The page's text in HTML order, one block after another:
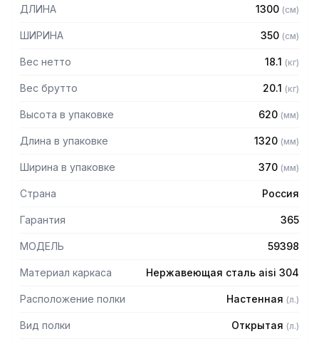
— Полка-шкаф настенная
— Сварная
— Без дверей
— Задняя стенка: нержавеющая сталь марки AISI 430
— Имеет накладки с вырезом "замочная скважина" для
— Полка поставляется в собранном виде
ДЛИНА 1300 (см)
ШИРИНА 350 (см)
Вес нетто 18.1 (кг)
Вес брутто 20.1 (кг)
Высота в упаковке 620 (мм)
Длина в упаковке 1320 (мм)
Ширина в упаковке 370 (мм)
Страна Россия
Гарантия 365
МОДЕЛЬ 59398
Материал каркаса Нержавеющая сталь aisi 304
Расположение полки Настенная (л.)
Вид полки Открытая (л.)